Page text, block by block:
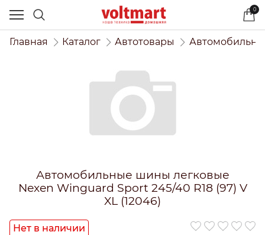
0
Главная Каталог Автотовары
Автомобильные шины легковые
Nexen Winguard Sport 245/40 R18 (97) V
XL (12046)
Нет в наличии